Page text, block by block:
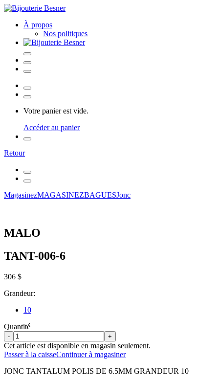
À propos
Nos politiques
Votre panier est vide.
Accéder au panier
Retour
MagasinezMAGASINEZBAGUESJonc
MALO
TANT-006-6
306 $
Grandeur:
10
Quantité
- +
Cet article est disponible en magasin seulement.
Passer à la caisseContinuer à magasiner
JONC TANTALUM POLIS DE 6.5MM GRANDEUR 10